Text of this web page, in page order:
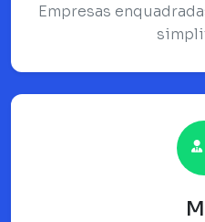
Empresas